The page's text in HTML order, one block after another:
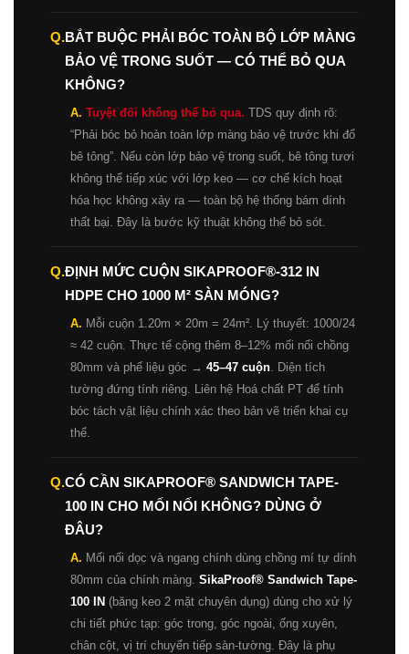
Q.BẮT BUỘC PHẢI BÓC TOÀN BỘ LỚP MÀNG
BẢO VỆ TRONG SUỐT — CÓ THỂ BỎ QUA
KHÔNG?
A. Tuyệt đối không thể bỏ qua. TDS quy định rõ:
“Phải bóc bỏ hoàn toàn lớp màng bảo vệ trước khi đổ
bê tông”. Nếu còn lớp bảo vệ trong suốt, bê tông tươi
không thể tiếp xúc với lớp keo — cơ chế kích hoạt
hóa học không xảy ra — toàn bộ hệ thống bám dính
thất bại. Đây là bước kỹ thuật không thể bỏ sót.
Q.ĐỊNH MỨC CUỘN SIKAPROOF®-312 IN
HDPE CHO 1000 M² SÀN MÓNG?
A. Mỗi cuộn 1.20m × 20m = 24m². Lý thuyết: 1000/24
≈ 42 cuộn. Thực tế cộng thêm 8–12% mối nối chồng
80mm và phế liệu góc → 45–47 cuộn . Diện tích
tường đứng tính riêng. Liên hệ Hoá chất PT để tính
bóc tách vật liệu chính xác theo bản vẽ triển khai cụ
thể.
Q.CÓ CẦN SIKAPROOF® SANDWICH TAPE-
100 IN CHO MỐI NỐI KHÔNG? DÙNG Ở
ĐÂU?
A. Mối nối dọc và ngang chính dùng chồng mí tự dính
80mm của chính màng. SikaProof® Sandwich Tape-
100 IN (băng keo 2 mặt chuyên dụng) dùng cho xử lý
chi tiết phức tạp: góc trong, góc ngoài, ống xuyên,
chân cột, vị trí chuyển tiếp sàn-tường. Đây là phụ